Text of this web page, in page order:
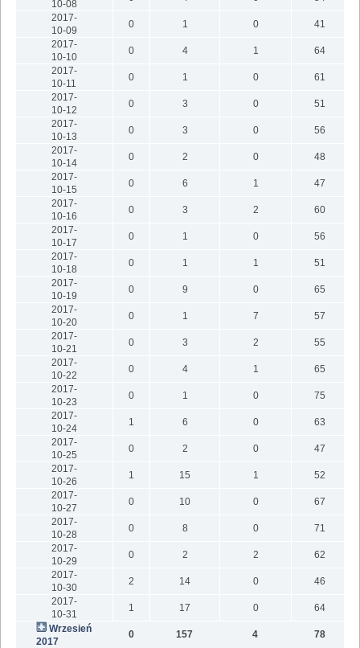
10-08
2017-
10-09
0 1 0
41
2017-
10-10
0 4 1
64
2017-
10-11
0 1 0
61
2017-
10-12
0 3 0
51
2017-
10-13
0 3 0
56
2017-
10-14
0 2 0
48
2017-
10-15
0 6 1
47
2017-
10-16
0 3 2
60
2017-
10-17
0 1 0
56
2017-
10-18
0 1 1
51
2017-
10-19
0 9 0
65
2017-
10-20
0 1 7
57
2017-
10-21
0 3 2
55
2017-
10-22
0 4 1
65
2017-
10-23
0 1 0
75
2017-
10-24
1 6 0
63
2017-
10-25
0 2 0
47
2017-
10-26
1 15 1
52
2017-
10-27
0 10 0
67
2017-
10-28
0 8 0
71
2017-
10-29
0 2 2
62
2017-
10-30
2 14 0
46
2017-
10-31
1 17 0
64
Wrzesień
2017
0 157 4
78